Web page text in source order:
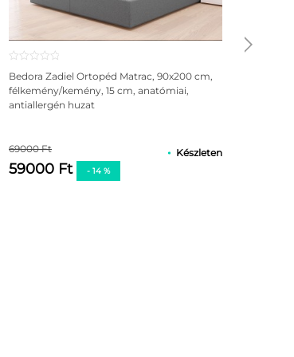
Bedora Zadiel Ortopéd Matrac, 90x200 cm,
félkemény/kemény, 15 cm, anatómiai,
antiallergén huzat
69000 Ft
59000 Ft - 14 %
Készleten